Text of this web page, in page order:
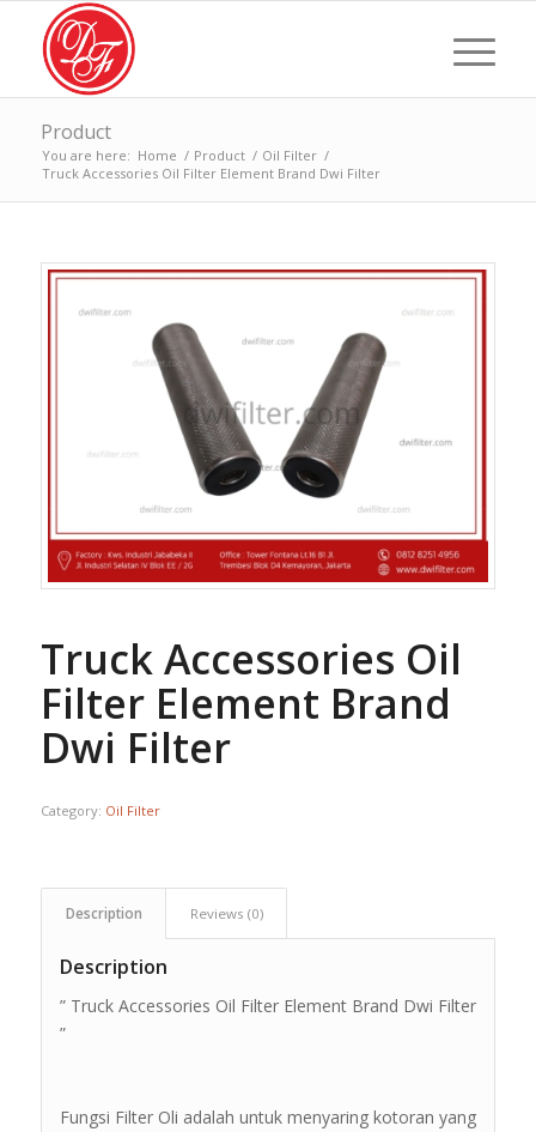
Product
You are here: Home / Product / Oil Filter /
Truck Accessories Oil Filter Element Brand Dwi Filter
Truck Accessories Oil
Filter Element Brand
Dwi Filter
Category: Oil Filter
Description Reviews (0)
Description
” Truck Accessories Oil Filter Element Brand Dwi Filter
”
Fungsi Filter Oli adalah untuk menyaring kotoran yang